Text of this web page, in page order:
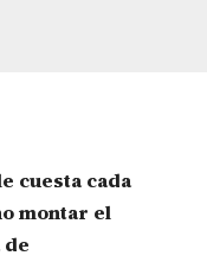
cuesta cada
montar el
de